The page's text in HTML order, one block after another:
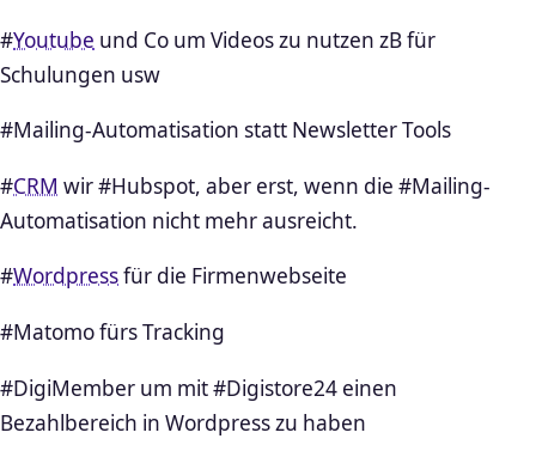
#Youtube und Co um Videos zu nutzen zB für
Schulungen usw
#Mailing-Automatisation statt Newsletter Tools
#CRM wir #Hubspot, aber erst, wenn die #Mailing-
Automatisation nicht mehr ausreicht.
#Wordpressfür die Firmenwebseite
#Matomo fürs Tracking
#DigiMember um mit #Digistore24 einen
Bezahlbereich in Wordpress zu haben